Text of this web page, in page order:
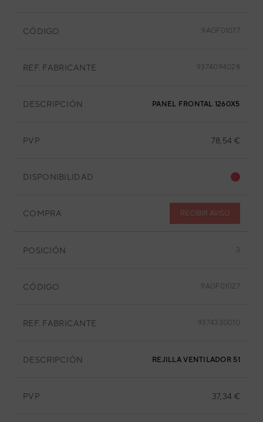
CÓDIGO 9AGF01077
REF. FABRICANTE 9374094028
DESCRIPCIÓN PANEL FRONTAL 1260X590
PVP 78,54 €
DISPONIBILIDAD
COMPRA RECIBIR AVISO
POSICIÓN 3
CÓDIGO 9AGF01027
REF. FABRICANTE 9374330010
DESCRIPCIÓN REJILLA VENTILADOR
PVP 37,34 €